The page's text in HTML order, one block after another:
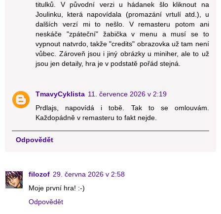
titulků. V původní verzi u hádanek šlo kliknout na
Joulinku, která napovídala (promazání vrtulí atd.), u
dalších verzí mi to nešlo. V remasteru potom ani
neskáče "zpáteční" žabička v menu a musí se to
vypnout natvrdo, takže "credits" obrazovka už tam není
vůbec. Zároveň jsou i jiný obrázky u miniher, ale to už
jsou jen detaily, hra je v podstatě pořád stejná.
TmavyCyklista 11. července 2026 v 2:19
Prdlajs, napovídá i tobě. Tak to se omlouvám.
Každopádně v remasteru to fakt nejde.
Odpovědět
filozof 29. června 2026 v 2:58
Moje první hra! :-)
Odpovědět